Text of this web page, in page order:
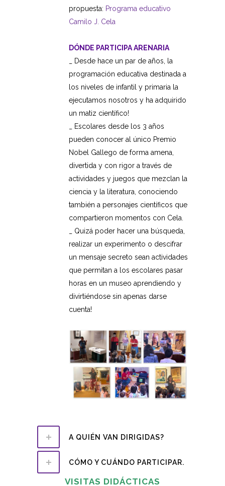
propuesta: Programa educativo
Camilo J. Cela
DÓNDE PARTICIPA ARENARIA
_ Desde hace un par de años, la
programación educativa destinada a
los niveles de infantil y primaria la
ejecutamos nosotros y ha adquirido
un matiz científico!
_ Escolares desde los 3 años
pueden conocer al único Premio
Nobel Gallego de forma amena,
divertida y con rigor a través de
actividades y juegos que mezclan la
ciencia y la literatura, conociendo
también a personajes científicos que
compartieron momentos con Cela.
_ Quizá poder hacer una búsqueda,
realizar un experimento o descifrar
un mensaje secreto sean actividades
que permitan a los escolares pasar
horas en un museo aprendiendo y
divirtiéndose sin apenas darse
cuenta!
A QUIÉN VAN DIRIGIDAS?
CÓMO Y CUÁNDO PARTICIPAR.
VISITAS DIDÁCTICAS